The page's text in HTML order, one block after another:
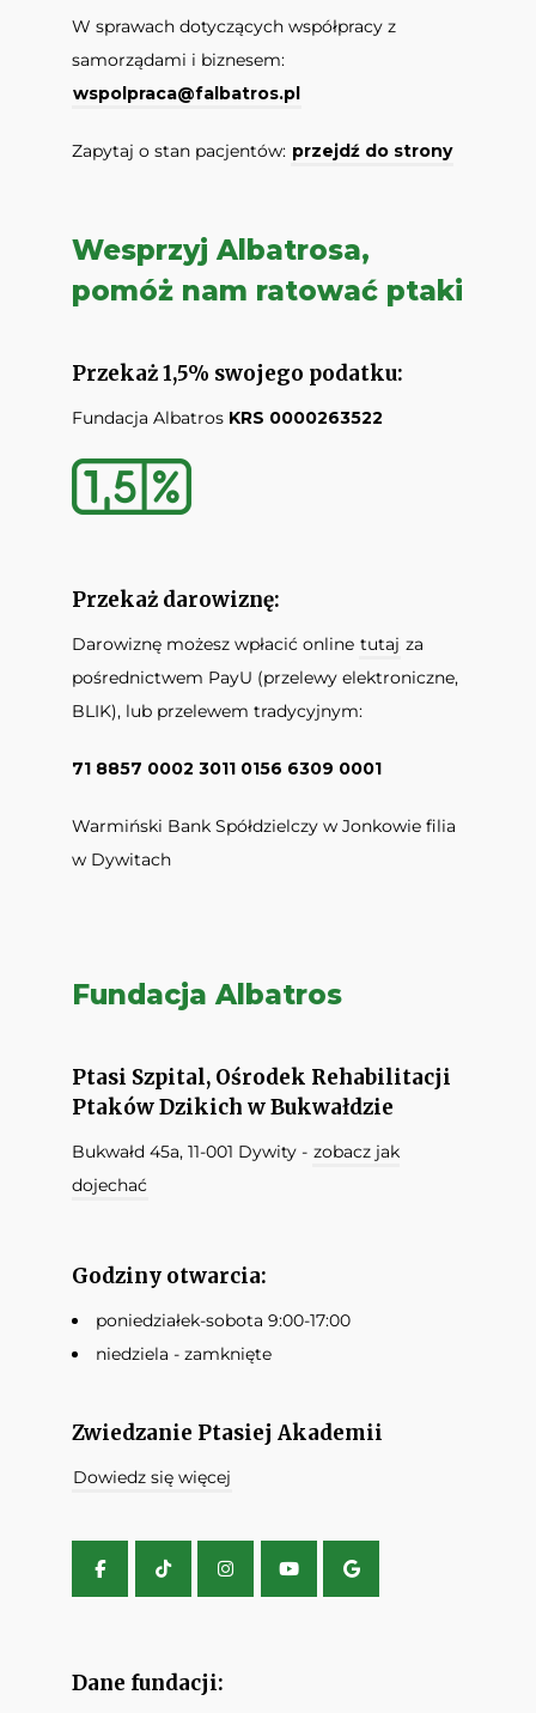
W sprawach dotyczących współpracy z
samorządami i biznesem:
wspolpraca@falbatros.pl
Zapytaj o stan pacjentów: przejdź do strony
Wesprzyj Albatrosa,
pomóż nam ratować ptaki
Przekaż 1,5% swojego podatku:
Fundacja Albatros KRS 0000263522
Przekaż darowiznę:
Darowiznę możesz wpłacić online tutaj za
pośrednictwem PayU (przelewy elektroniczne,
BLIK), lub przelewem tradycyjnym:
71 8857 0002 3011 0156 6309 0001
Warmiński Bank Spółdzielczy w Jonkowie filia
w Dywitach
Fundacja Albatros
Ptasi Szpital, Ośrodek Rehabilitacji
Ptaków Dzikich w Bukwałdzie
Bukwałd 45a, 11-001 Dywity - zobacz jak
dojechać
Godziny otwarcia:
poniedziałek-sobota 9:00-17:00
niedziela - zamknięte
Zwiedzanie Ptasiej Akademii
Dowiedz się więcej
Dane fundacji: